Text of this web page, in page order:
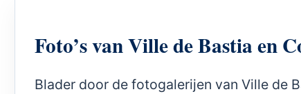
Foto’s van Ville de Bastia en
Blader door de fotogalerijen van Ville de